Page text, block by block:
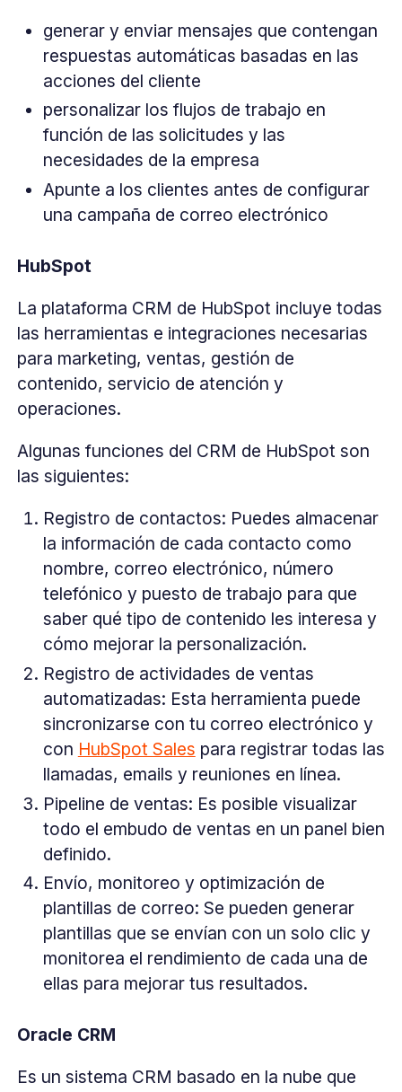
generar y enviar mensajes que contengan
respuestas automáticas basadas en las
acciones del cliente
personalizar los flujos de trabajo en
función de las solicitudes y las
necesidades de la empresa
Apunte a los clientes antes de configurar
una campaña de correo electrónico
HubSpot
La plataforma CRM de HubSpot incluye todas
las herramientas e integraciones necesarias
para marketing, ventas, gestión de
contenido, servicio de atención y
operaciones.
Algunas funciones del CRM de HubSpot son
las siguientes:
Registro de contactos: Puedes almacenar
la información de cada contacto como
nombre, correo electrónico, número
telefónico y puesto de trabajo para que
saber qué tipo de contenido les interesa y
cómo mejorar la personalización.
Registro de actividades de ventas
automatizadas: Esta herramienta puede
sincronizarse con tu correo electrónico y
con HubSpot Sales para registrar todas las
llamadas, emails y reuniones en línea.
Pipeline de ventas: Es posible visualizar
todo el embudo de ventas en un panel bien
definido.
Envío, monitoreo y optimización de
plantillas de correo: Se pueden generar
plantillas que se envían con un solo clic y
monitorea el rendimiento de cada una de
ellas para mejorar tus resultados.
Oracle CRM
Es un sistema CRM basado en la nube que